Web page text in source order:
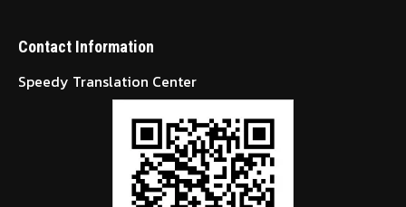
Contact Information
Speedy Translation Center